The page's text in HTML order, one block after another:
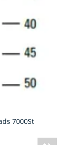
7000St